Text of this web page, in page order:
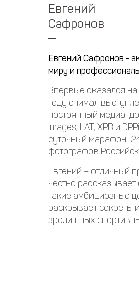
Евгений
Сафронов
Евгений Сафронов -
миру и
Впервые оказался
году снимал
постоянный медиа-
Images, LAT, XPB и
суточный марафон
фотографов
Евгений – отличный
честно
такие амбициозные
раскрывает секреты
зрелищных